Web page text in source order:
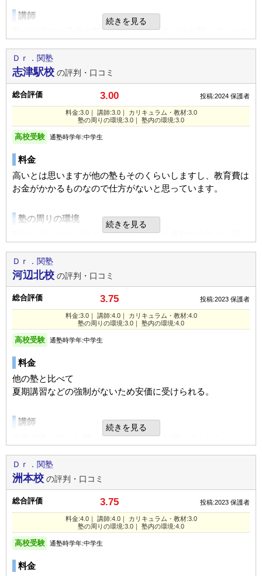
入塾時:平均よりやや下
塾の雰囲気
口コミ投稿者ID:2640926
不適切な口コミを報告する
通塾の目的 苦手克服
やや達成できた
通塾頻度 週1日
1日あたりの授業時間 1～2時間
成績/偏差値変化
成績/偏差値推移 入塾時: 平均 → 入塾後: 平均よりやや上
塾の雰囲気
自由 平均 厳しい
前橋上泉校の教室情報を見る
もう少し増やしてもいいと思いました。
す。自転車置き場を今後考えてほしいです。
総合評価
総合的には良い塾です。講師陣も穏やかです。カリキュラム
もこちらの意思を尊重した上で色んな提案があり選択の幅が
広がります。
の方に迷惑かけてないかだけ心配です。
利用内容
通っていた学校
進学できた学校 公立小学校
達成できなかった
通塾頻度 週1日
1日あたりの授業時間
成績/偏差値変化
塾の雰囲気
自由
口コミ投稿者ID:2582056
不適切な口コミを報告する
西早稲田校の教室情報を見る
なさそう
塾内の環境
線路は近いけど、建物自体そこから少し入って線路の真横で
はないので騒音は感じない
整理整頓もされている印象
子どもが体験授業を受けた結果、雰囲気が良かったようで関
塾さんの受講を希望したため
良いところや要望
あれだけ行くのを嫌がっていたのですが、行き始めてからは
講師の方もフランクに対応してくださっていてそれが安心材
料になっていると思います
総合評価
今のところ、塾＝勉強になるところを嫌がらずに通えている
ところが一番かなと思います
通っていた学校
通塾の目的
通塾頻度
1日あたりの授業時間 1～2時間
瑞浪校の教室情報を見る
講師
塾の説明では子供の事を理解しようと色々話を聞いてくださ
カリキュラム
うちの子は理解するのに時間がかかるタイプの子なのです
塾の周りの環境
ます。送迎用の駐車場があるので助かります。
塾内の環境
床の埃が気になりますが…
入塾理由
学校から自宅に帰る間にあるので、帰りに寄ることが可能な
ので。
良いところや要望
これからも子供のモチベーションが上がるよう指導よろしく
お願いします。
利用内容
通っていた学校 公立中学校
週1日
塾の雰囲気
自由 平均 厳しい
続きを見る
Ｄｒ．関塾
志津駅校 の評判・口コミ
総合評価 3.00 投稿:2024 保護者
料金:3.0｜ 講師:3.0｜ カリキュラム・教材:3.0
塾の周りの環境:3.0｜ 塾内の環境:3.0
高校受験 通塾時学年:中学生
料金
高いとは思いますが他の塾もそのくらいしますし、教育費は
お金がかかるものなので仕方がないと思っています。
塾の周りの環境
駅から近いのと、近くにコンビニがあり便利な立地だと思い
です
これ以上人数が増えたら狭いのかもしれません
入塾理由
近いから通いやすいというのと、知り合いが通っていて安心
だという点で選びました。
同じ中学の子もいるようなので、選びました。
定期テスト
定期テストは平均以上だったので、それなりに効果があった
宿題
宿題はわからないところはとばしているようです。
家庭でのサポート
家庭では正直サポートはしていません。自分のやる気に任せ
続きを見る
Ｄｒ．関塾
河辺北校 の評判・口コミ
総合評価 3.75 投稿:2023 保護者
料金:3.0｜ 講師:4.0｜ カリキュラム・教材:4.0
塾の周りの環境:3.0｜ 塾内の環境:4.0
高校受験 通塾時学年:中学生
料金
他の塾と比べて
夏期講習などの強制がないため安価に受けられる。
講師
進路で迷っていた時に親身になって話を聞いてくれた
カリキュラム
塾専用の教材があり
また、ホワイトボードを使った授業がわかりやすい
塾の周りの環境
駅から少し遠いのが不便。
続きを見る
Ｄｒ．関塾
洲本校 の評判・口コミ
総合評価 3.75 投稿:2023 保護者
料金:4.0｜ 講師:4.0｜ カリキュラム・教材:3.0
塾の周りの環境:3.0｜ 塾内の環境:4.0
高校受験 通塾時学年:中学生
料金